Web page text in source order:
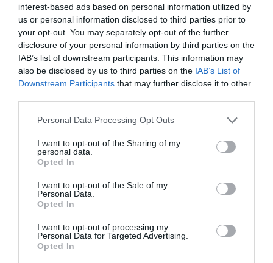
interest-based ads based on personal information utilized by
us or personal information disclosed to third parties prior to
your opt-out. You may separately opt-out of the further
disclosure of your personal information by third parties on the
IAB’s list of downstream participants. This information may
also be disclosed by us to third parties on the IAB’s List of
Downstream Participants that may further disclose it to other
Personal Data Processing Opt Outs
I want to opt-out of the Sharing of my
personal data.
Opted In
I want to opt-out of the Sale of my
Personal Data.
Opted In
I want to opt-out of processing my
Personal Data for Targeted Advertising.
Opted In